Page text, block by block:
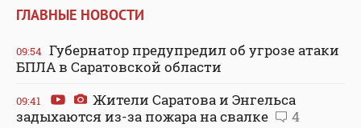
ГЛАВНЫЕ НОВОСТИ
09:54 Губернатор предупредил об угрозе атаки
БПЛА в Саратовской области
09:41
Жители Саратова и Энгельса
задыхаются из-за пожара на свалке
4